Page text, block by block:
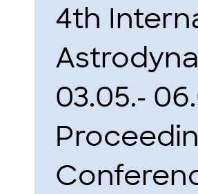
4th
03.05.-